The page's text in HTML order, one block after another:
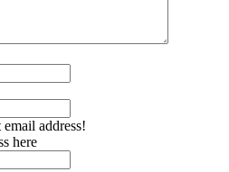
address!
here